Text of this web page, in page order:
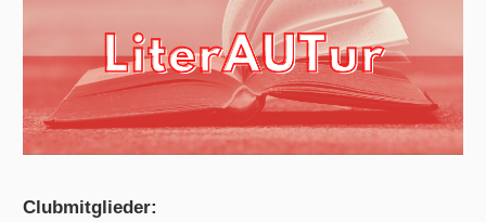
Clubmitglieder: